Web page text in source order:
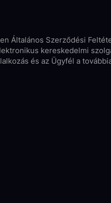
Általános Szerződési
kereskedelmi
és az Ügyfél a